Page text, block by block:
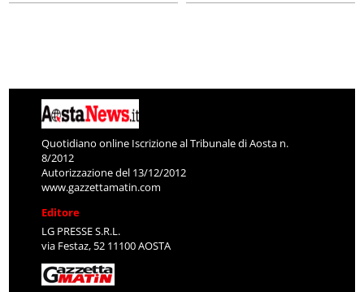
Quotidiano online Iscrizione al Tribunale di Aosta n.
8/2012
Autorizzazione del 13/12/2012
www.gazzettamatin.com
Editore
LG PRESSE S.R.L.
via Festaz, 52 11100 AOSTA